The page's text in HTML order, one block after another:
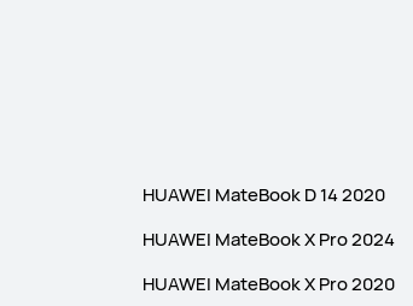
HUAWEI MateBook D 14 2020
HUAWEI MateBook X Pro 2024
HUAWEI MateBook X Pro 2020